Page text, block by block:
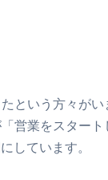
という方々がい
営業をスター
しています。